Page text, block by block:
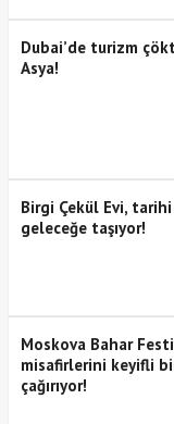
Dubai’de turizm
Asya!
Birgi Çekül Evi,
geleceğe taşıyor!
Moskova Bahar
misafirlerini keyifli
çağırıyor!